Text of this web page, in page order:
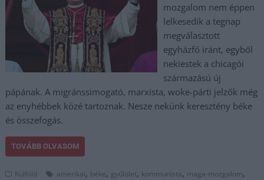
mozgalom nem éppen
lelkesedik a tegnap
megválasztott
egyházfő iránt, egyből
nekiestek a chicagói
származású új
pápának. A migránssimogató, marxista, woke-párti jelzők még
az enyhébbek közé tartoznak. Nesze nekünk keresztény béke
és összefogás.
TOVÁBB OLVASOM
Külföld amerikai, béke, gyűlölet, kommunista, maga-mozgalom,